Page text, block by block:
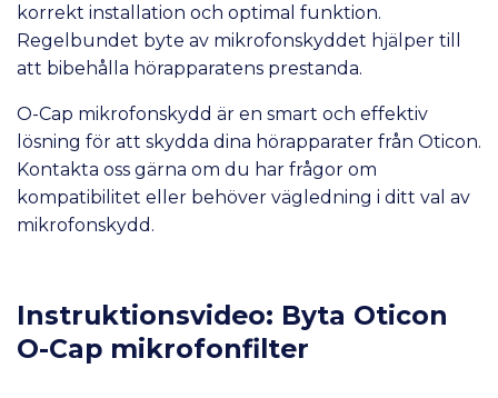
korrekt installation och optimal funktion.
Regelbundet byte av mikrofonskyddet hjälper till
att bibehålla hörapparatens prestanda.
O-Cap mikrofonskydd är en smart och effektiv
lösning för att skydda dina hörapparater från Oticon.
Kontakta oss gärna om du har frågor om
kompatibilitet eller behöver vägledning i ditt val av
mikrofonskydd.
Instruktionsvideo: Byta Oticon
O-Cap mikrofonfilter